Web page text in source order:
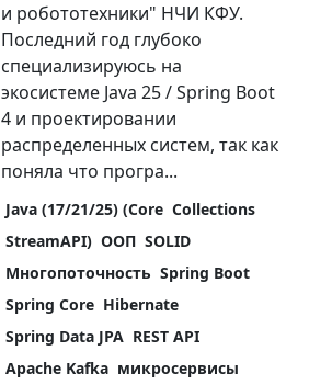
и робототехники" НЧИ КФУ.
Последний год глубоко
специализируюсь на
экосистеме Java 25 / Spring Boot
4 и проектировании
распределенных систем, так как
поняла что програ...
Java (17/21/25) (Core Collections
StreamAPI) ООП SOLID
Многопоточность Spring Boot
Spring Core Hibernate
Spring Data JPA REST API
Apache Kafka микросервисы